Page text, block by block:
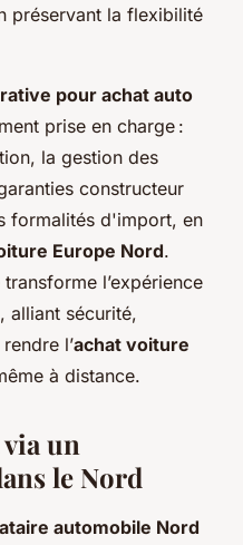
préservant la flexibilité
pour achat auto
prise en charge :
la gestion des
constructeur
formalités d'import, en
Europe Nord.
l’expérience
, alliant sécurité,
l’achat voiture
à distance.
via un
le Nord
automobile Nord